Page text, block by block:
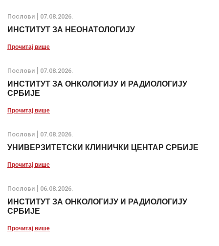
Послови 07.08.2026.
ИНСТИТУТ ЗА НЕОНАТОЛОГИЈУ
Прочитај више
Послови 07.08.2026.
ИНСТИТУТ ЗА ОНКОЛОГИЈУ И РАДИОЛОГИЈУ
СРБИЈЕ
Прочитај више
Послови 07.08.2026.
УНИВЕРЗИТЕТСКИ КЛИНИЧКИ ЦЕНТАР СРБИЈЕ
Прочитај више
Послови 06.08.2026.
ИНСТИТУТ ЗА ОНКОЛОГИЈУ И РАДИОЛОГИЈУ
СРБИЈЕ
Прочитај више